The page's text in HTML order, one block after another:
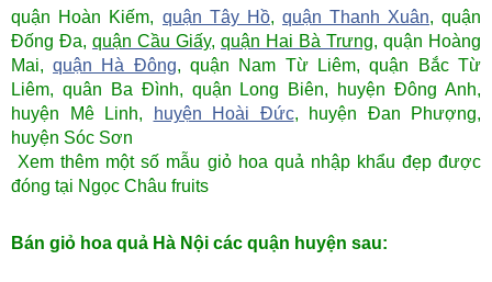
quận Hoàn Kiếm, quận Tây Hồ, quận Thanh Xuân, quận
Đống Đa, quận Cầu Giấy, quận Hai Bà Trưng, quận Hoàng
Mai, quận Hà Đông, quận Nam Từ Liêm, quận Bắc Từ
Liêm, quân Ba Đình, quận Long Biên, huyện Đông Anh,
huyện Mê Linh,
huyện Hoài Đức, huyện Đan Phượng,
huyện Sóc Sơn
Xem thêm một số mẫu giỏ hoa quả nhập khẩu đẹp được
đóng tại Ngọc Châu fruits
Bán giỏ hoa quả Hà Nội các quận huyện sau: